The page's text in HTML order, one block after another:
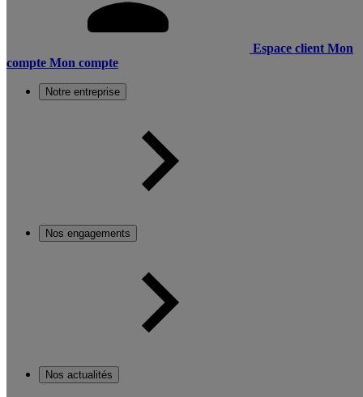
Espace client Mon
compte Mon compte
Notre entreprise
Nos engagements
Nos actualités